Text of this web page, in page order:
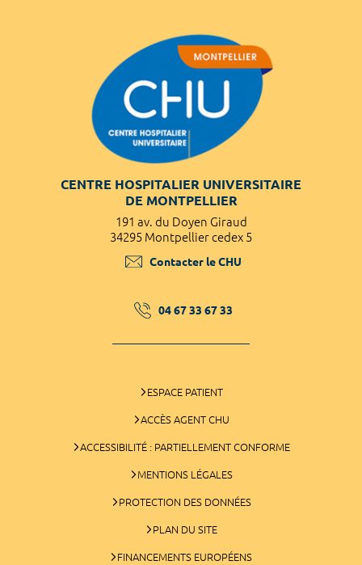
CENTRE HOSPITALIER UNIVERSITAIRE
DE MONTPELLIER
191 av. du Doyen Giraud
34295 Montpellier cedex 5
Contacter le CHU
04 67 33 67 33
ESPACE PATIENT
ACCÈS AGENT CHU
ACCESSIBILITÉ : PARTIELLEMENT CONFORME
MENTIONS LÉGALES
PROTECTION DES DONNÉES
PLAN DU SITE
FINANCEMENTS EUROPÉENS